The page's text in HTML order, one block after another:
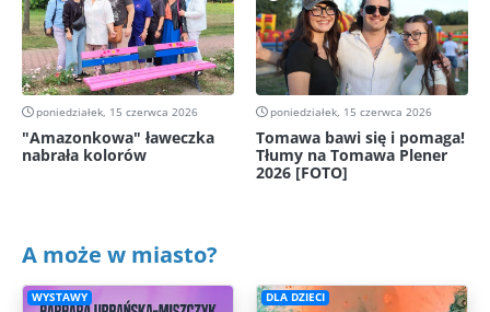
poniedziałek, 15 czerwca 2026
"Amazonkowa" ławeczka
nabrała kolorów
poniedziałek, 15 czerwca 2026
Tomawa bawi się i pomaga!
Tłumy na Tomawa Plener
2026 [FOTO]
A może w miasto?
WYSTAWY DLA DZIECI